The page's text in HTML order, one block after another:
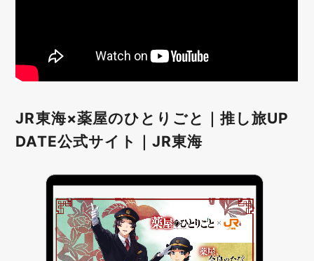
JR東海×薬屋のひとりごと｜推し旅UP
DATE公式サイト｜JR東海